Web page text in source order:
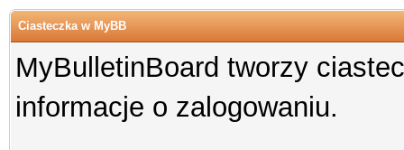
Ciasteczka w MyBB
MyBulletinBoard tworzy
informacje o zalogowaniu.